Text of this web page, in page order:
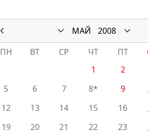
МАЙ
2008
ПН
ВТ СР ЧТ ПТ
1
2
5
6 7 8* 9
12
13 14 15 16
19
20 21 22 23